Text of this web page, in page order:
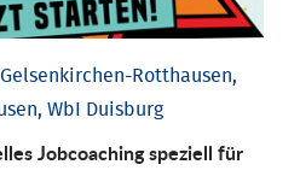
Rotthausen,
WbI Duisburg
Job­coaching speziell für